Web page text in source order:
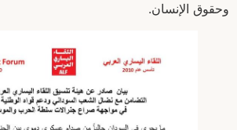
وحقوق الإنسان.